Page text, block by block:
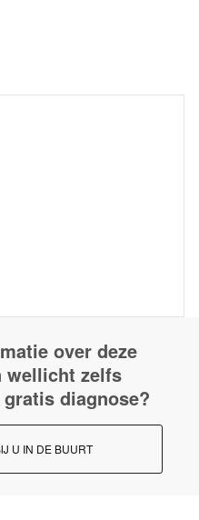
over deze
wellicht zelfs
diagnose?
U IN DE BUURT